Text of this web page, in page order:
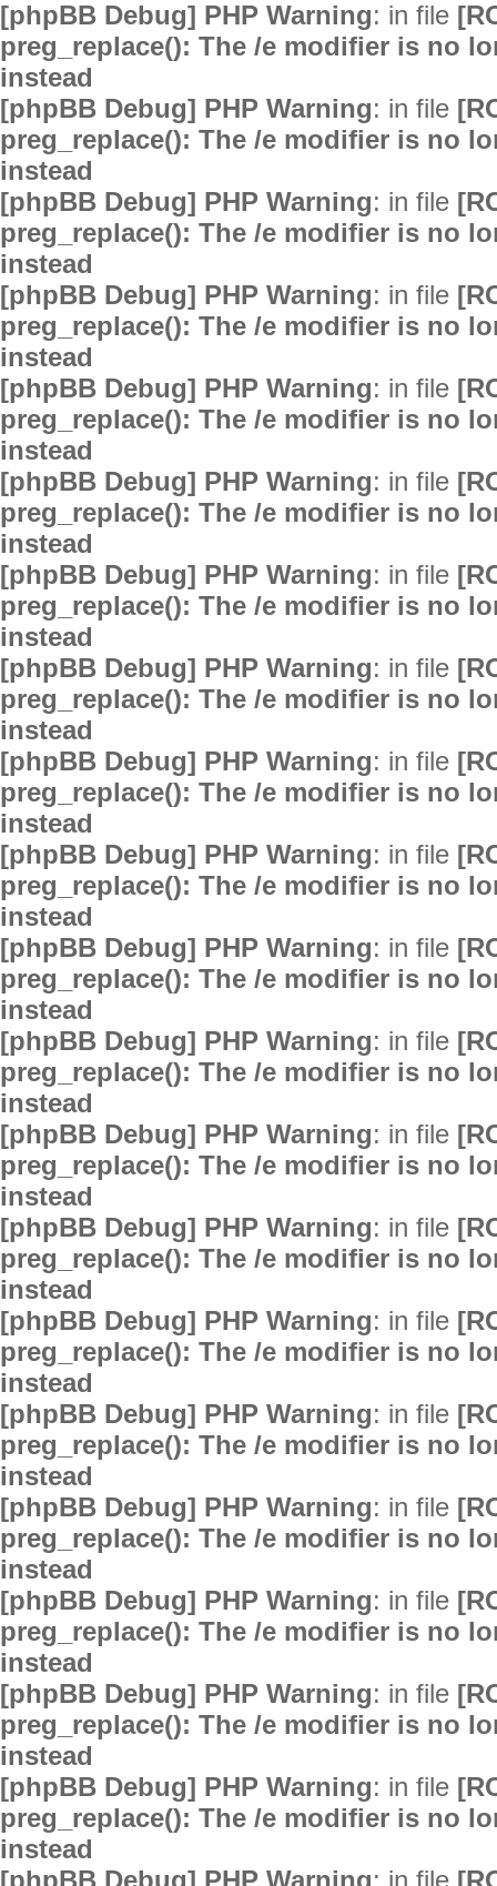
[phpBB Debug] PHP Warning: in file
preg_replace(): The /e modifier is no
instead
[phpBB Debug] PHP Warning: in file
preg_replace(): The /e modifier is no
instead
[phpBB Debug] PHP Warning: in file
preg_replace(): The /e modifier is no
instead
[phpBB Debug] PHP Warning: in file
preg_replace(): The /e modifier is no
instead
[phpBB Debug] PHP Warning: in file
preg_replace(): The /e modifier is no
instead
[phpBB Debug] PHP Warning: in file
preg_replace(): The /e modifier is no
instead
[phpBB Debug] PHP Warning: in file
preg_replace(): The /e modifier is no
instead
[phpBB Debug] PHP Warning: in file
preg_replace(): The /e modifier is no
instead
[phpBB Debug] PHP Warning: in file
preg_replace(): The /e modifier is no
instead
[phpBB Debug] PHP Warning: in file
preg_replace(): The /e modifier is no
instead
[phpBB Debug] PHP Warning: in file
preg_replace(): The /e modifier is no
instead
[phpBB Debug] PHP Warning: in file
preg_replace(): The /e modifier is no
instead
[phpBB Debug] PHP Warning: in file
preg_replace(): The /e modifier is no
instead
[phpBB Debug] PHP Warning: in file
preg_replace(): The /e modifier is no
instead
[phpBB Debug] PHP Warning: in file
preg_replace(): The /e modifier is no
instead
[phpBB Debug] PHP Warning: in file
preg_replace(): The /e modifier is no
instead
[phpBB Debug] PHP Warning: in file
preg_replace(): The /e modifier is no
instead
[phpBB Debug] PHP Warning: in file
preg_replace(): The /e modifier is no
instead
[phpBB Debug] PHP Warning: in file
preg_replace(): The /e modifier is no
instead
[phpBB Debug] PHP Warning: in file
preg_replace(): The /e modifier is no
instead
[phpBB Debug] PHP Warning: in file